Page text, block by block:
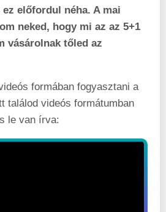
előfordul néha. A mai
neked, hogy mi az az 5+1
vásárolnak tőled az
formában fogyasztani a
találod videós formátumban
le van írva: